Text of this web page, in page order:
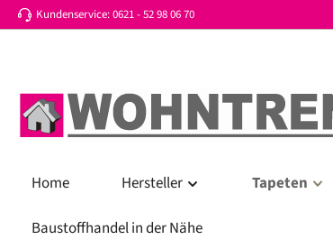
Hauptinhalt springen
Zur Suche springen
Zur Hauptnavigation springen
Kundenservice: 0621 - 52 98 06 70
Home Hersteller Tapeten
Baustoffhandel in der Nähe